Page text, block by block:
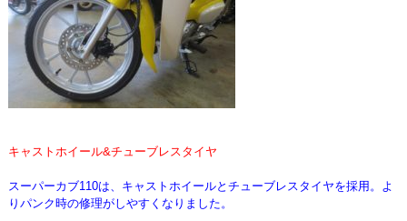
キャストホイール&チューブレスタイヤ
スーパーカブ110は、キャストホイールとチューブレスタイヤを採用。よ
りパンク時の修理がしやすくなりました。